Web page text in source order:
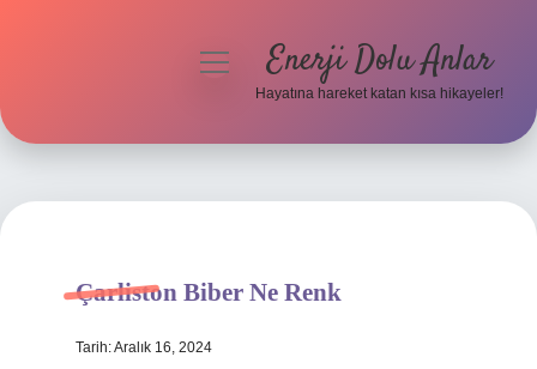
Hakkımızda
menüyüEnerji Dolu Anlar
Hayatına hareket katan kısa hikayeler!
Çarliston Biber Ne Renk
Tarih: Aralık 16, 2024